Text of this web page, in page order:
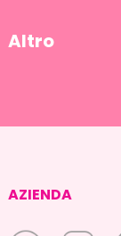
Altro
AZIENDA